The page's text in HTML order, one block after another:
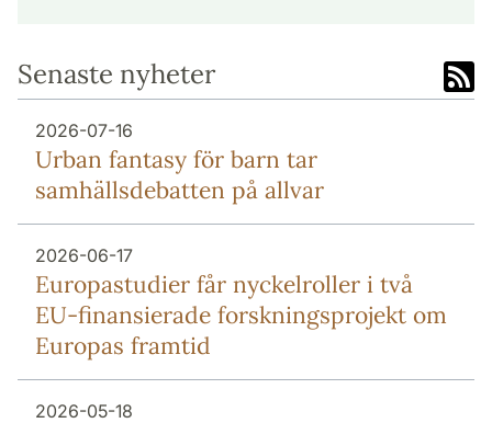
Senaste nyheter
2026-07-16
Urban fantasy för barn tar
samhällsdebatten på allvar
2026-06-17
Europa­studier får nyckel­roller i två
EU-finansierade forsknings­projekt om
Europas framtid
2026-05-18